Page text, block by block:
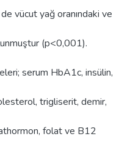
vücut yağ oranındaki ve
(p<0,001).
serum HbA1c, insülin,
trigliserit, demir,
folat ve B12